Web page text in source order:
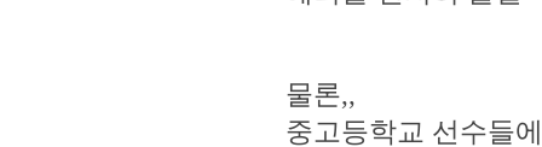
물론,,
중고등학교 선수들